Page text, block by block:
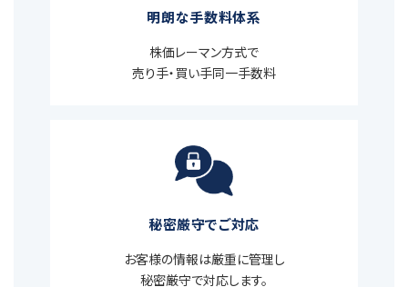
明朗な手数料体系
株価レーマン方式で
売り手・買い手同一手数料
秘密厳守でご対応
お客様の情報は厳重に管理し
秘密厳守で対応します。